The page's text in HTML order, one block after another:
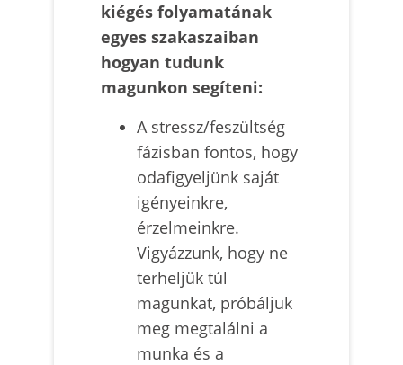
kiégés folyamatának
egyes szakaszaiban
hogyan tudunk
magunkon segíteni:
A stressz/feszültség
fázisban fontos, hogy
odafigyeljünk saját
igényeinkre,
érzelmeinkre.
Vigyázzunk, hogy ne
terheljük túl
magunkat, próbáljuk
meg megtalálni a
munka és a